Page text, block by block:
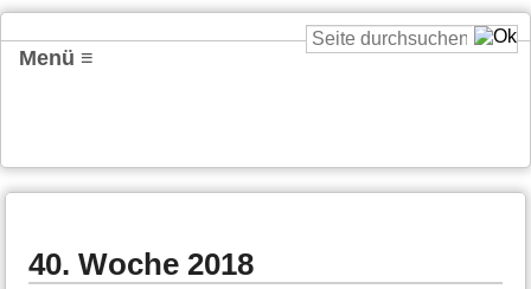
Menü ≡
40. Woche 2018